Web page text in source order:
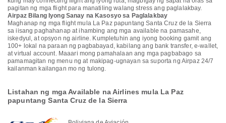
pagitan ng mga flight para manatiling walang stress ang paglalakbay.
Airpaz Bilang Iyong Sanay na Kasosyo sa Paglalakbay
Maghanap ng mga flight mula La Paz papuntang Santa Cruz de la Sierra
sa iisang paghahanap at ihambing ang mga available na pamasahe,
iskedyul, at opsyon ng airline. Kumpletuhin ang iyong booking gamit ang
100+ lokal na paraan ng pagbabayad, kabilang ang bank transfer, e-wallet,
at virtual account. Maaari mong pamahalaan ang mga pagbabago sa
pamamagitan ng menu ng at makipag-ugnayan sa suporta ng Airpaz 24/7
kailanman kailangan mo ng tulong.
Listahan ng mga Available na Airlines mula La Paz
papuntang Santa Cruz de la Sierra